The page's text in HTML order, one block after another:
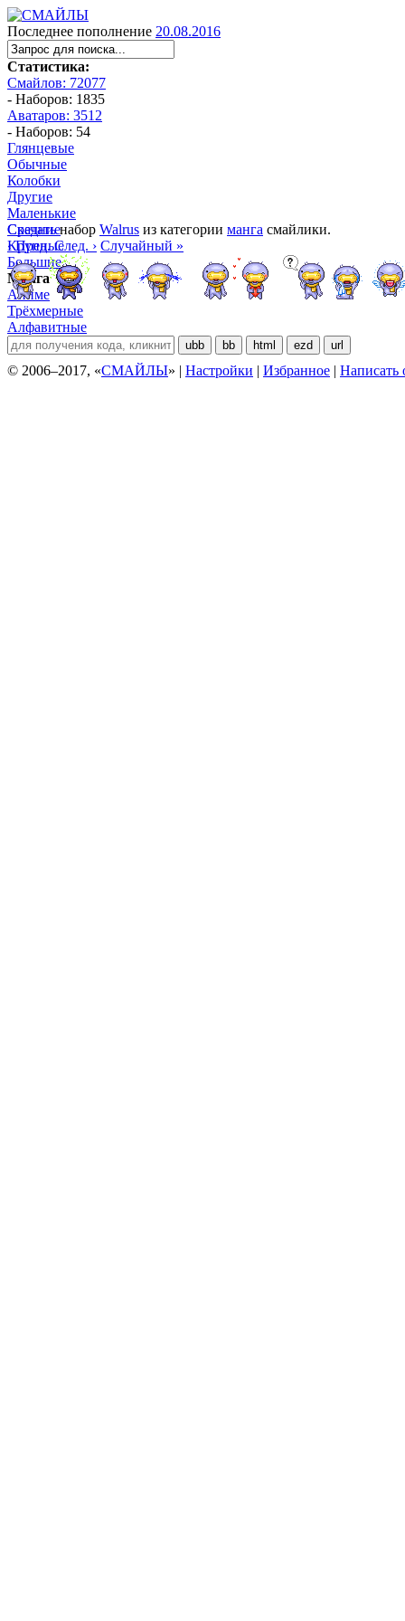
Последнее пополнение 20.08.2016
Статистика:
Смайлов: 72077
- Наборов: 1835
Аватаров: 3512
- Наборов: 54
Глянцевые
Обычные
Колобки
Другие
Маленькие
Средние
Крупные
Большие
Манга
Аниме
Трёхмерные
Алфавитные
ubb bb html ezd url
Скачатьнабор Walrus из категории манга смайлики.
‹ Пред. След. › Случайный »
© 2006–2017, «СМАЙЛЫ» | Настройки | Избранное | Написать